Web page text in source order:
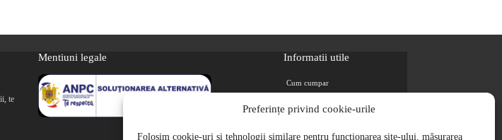
Preferințe privind cookie-urile
Folosim cookie-uri și tehnologii similare pentru funcționarea site-ului, măsurarea
te
Mentiuni legale Informatii utile
Cum cumpar
Magazine partenere